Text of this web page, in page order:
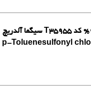
p-Toluenesulfonyl